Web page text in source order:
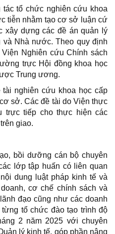
tổ chức nghiên cứu khoa
tiễn nhằm tạo cơ sở luận cứ
xây dựng các đề án quản lý
Nhà nước. Theo quy định
Nghiên cứu Chính sách
trực Hội đồng khoa học
Trung ương.
nghiên cứu khoa học cấp
sở. Các đề tài do Viện thực
trực tiếp cho thực hiện các
giao.
bồi dưỡng cán bộ chuyên
lớp tập huấn có liên quan
dung luật pháp kinh tế và
cơ chế chính sách và
đạo cũng như các doanh
tổ chức đào tạo trình độ
2 năm 2025 với chuyên
lý kinh tế, góp phần nâng